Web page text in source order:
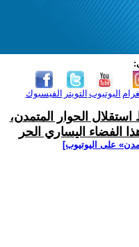
الفيسبوك التويتر اليوتيوب
الحوار المتمدن،
الفضاء اليساري الحر
على اليوتيوب]